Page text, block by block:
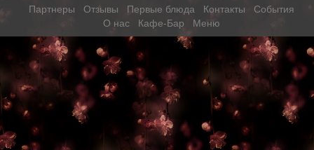
Партнеры
Отзывы Первые блюда Контакты
События
О нас
Кафе-Бар Меню